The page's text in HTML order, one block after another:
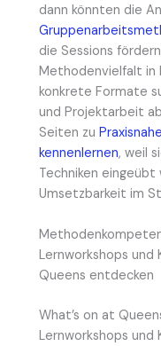
dann könnten die
die Sessions
Methodenvielfalt in
konkrete Formate
und Projektarbeit
Seiten zu
kennenlernen, weil
Techniken
Umsetzbarkeit im
Lernworkshops und
Queens entdecken
What’s on at
Lernworkshops und